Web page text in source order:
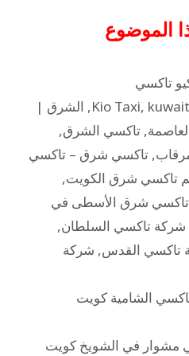
الموضوع
Kio Taxi,
, الشرق |
, تاكسي الشرق,
, تاكسي شرق – تاكسي
تاكسي شرق الكويت,
تاكسي شرق الأسطى في
شركة تاكسي السلطان,
تاكسي القدس, شركة
الشامية كويت
مشوار في الشويخ كويت